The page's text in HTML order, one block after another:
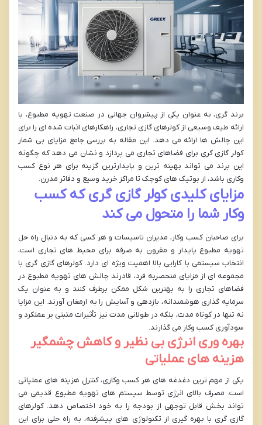
برند گری، به عنوان یکی از پیشروان جهانی در صنعت تهویه مطبوع، با
ارائه طیف وسیعی از کولرهای گازی تجاری، راهکارهای اثبات شده ای را برای
این چالش ها ارائه می دهد. این مقاله به بررسی جامع مزایای بی شمار
کولر گازی گری برای فضاهای تجاری می پردازد و نشان می دهد که چگونه
این برند می تواند بهینه ترین و پایدارترین گزینه برای هر نوع کسب
وکاری باشد، از بوتیک های کوچک تا مراکز خرید وسیع و دفاتر مدرن.
مزایای کلیدی کولر گازی گری که کسب
وکار شما را متحول می کند
برای صاحبان کسب وکار، مدیران تاسیسات و هر کسی که به دنبال راه حل
تهویه مطبوع پایدار و مقرون به صرفه برای محیط های تجاری است،
انتخاب سیستمی با کارایی بالا اهمیت ویژه ای دارد. کولرهای گازی گری با
مجموعه ای از مزایای منحصربه فرد، قادرند چالش های تهویه مطبوع در
فضاهای تجاری را به بهترین شکل ممکن برطرف کنند و به عنوان یک
سرمایه گذاری هوشمندانه، بازدهی و آسایش را به ارمغان آورند. این مزایا
نه تنها در کوتاه مدت، بلکه در طولانی مدت نیز تأثیرات مثبتی بر عملکرد و
سودآوری کسب وکار می گذارند.
بهره وری انرژی بی نظیر و کاهش چشمگیر
هزینه های عملیاتی
یکی از مهم ترین دغدغه های هر کسب وکاری، کنترل هزینه های عملیاتی
است. مصرف بالای انرژی توسط سیستم های تهویه مطبوع قدیمی می
تواند بخش قابل توجهی از بودجه را به خود اختصاص دهد. کولرهای
گازی گری با بهره گیری از تکنولوژی های پیشرفته، به راه حلی برای این